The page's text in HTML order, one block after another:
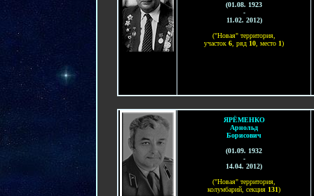
(01.08. 1923
-
11.02. 2012)
("Новая" территория,
участок 6, ряд 10, место 1)
ЯРЁМЕНКО
Арнольд
Борисович
(01.09. 1932
-
14.04. 2012)
("Новая" территория,
колумбарий, секция 131)